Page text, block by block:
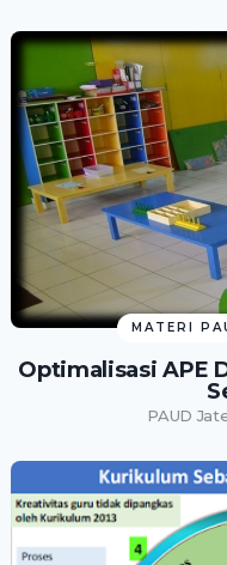
MATERI
Optimalisasi APE
PAUD